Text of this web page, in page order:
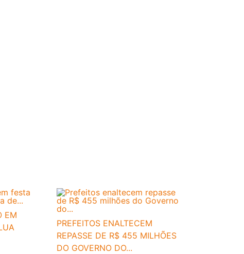
EM
PREFEITOS ENALTECEM
REPASSE DE R$ 455 MILHÕES
DO GOVERNO DO...